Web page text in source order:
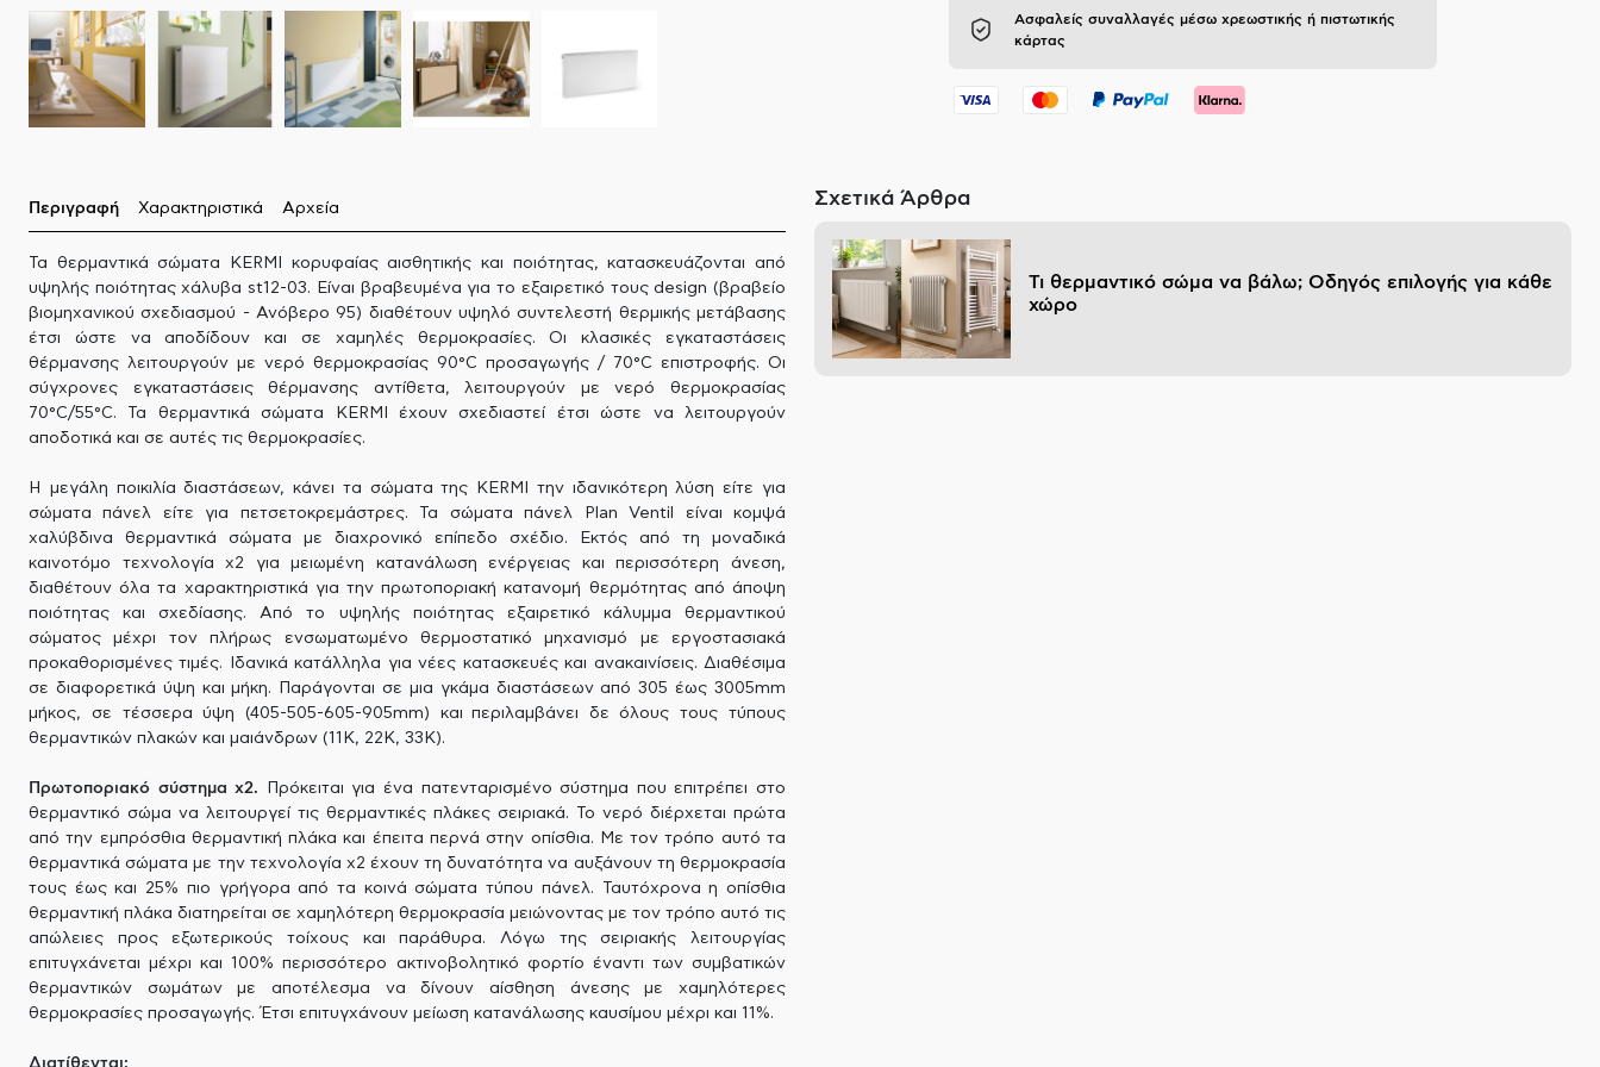
Ασφαλείς συναλλαγές μέσω χρεωστικής ή πιστωτικής
κάρτας
Περιγραφή Χαρακτηριστικά Αρχεία
Τα θερμαντικά σώματα KERMI κορυφαίας αισθητικής και ποιότητας, κατασκευάζονται από
υψηλής ποιότητας χάλυβα st12-03. Είναι βραβευμένα για το εξαιρετικό τους design (βραβείο
βιομηχανικού σχεδιασμού - Ανόβερο 95) διαθέτουν υψηλό συντελεστή θερμικής μετάβασης
έτσι ώστε να αποδίδουν και σε χαμηλές θερμοκρασίες. Οι κλασικές εγκαταστάσεις
θέρμανσης λειτουργούν με νερό θερμοκρασίας 90°C προσαγωγής / 70°C επιστροφής. Οι
σύγχρονες εγκαταστάσεις θέρμανσης αντίθετα, λειτουργούν με νερό θερμοκρασίας
70°C/55°C. Τα θερμαντικά σώματα KERMI έχουν σχεδιαστεί έτσι ώστε να λειτουργούν
αποδοτικά και σε αυτές τις θερμοκρασίες.
Η μεγάλη ποικιλία διαστάσεων, κάνει τα σώματα της KERMI την ιδανικότερη λύση είτε για
σώματα πάνελ είτε για πετσετοκρεμάστρες. Τα σώματα πάνελ Plan Ventil είναι κομψά
χαλύβδινα θερμαντικά σώματα με διαχρονικό επίπεδο σχέδιο. Εκτός από τη μοναδικά
καινοτόμο τεχνολογία x2 για μειωμένη κατανάλωση ενέργειας και περισσότερη άνεση,
διαθέτουν όλα τα χαρακτηριστικά για την πρωτοποριακή κατανομή θερμότητας από άποψη
ποιότητας και σχεδίασης. Από το υψηλής ποιότητας εξαιρετικό κάλυμμα θερμαντικού
σώματος μέχρι τον πλήρως ενσωματωμένο θερμοστατικό μηχανισμό με εργοστασιακά
προκαθορισμένες τιμές. Ιδανικά κατάλληλα για νέες κατασκευές και ανακαινίσεις. Διαθέσιμα
σε διαφορετικά ύψη και μήκη. Παράγονται σε μια γκάμα διαστάσεων από 305 έως 3005mm
μήκος, σε τέσσερα ύψη (405-505-605-905mm) και περιλαμβάνει δε όλους τους τύπους
θερμαντικών πλακών και μαιάνδρων (11Κ, 22Κ, 33Κ).
Πρωτοποριακό σύστημα x2. Πρόκειται για ένα πατενταρισμένο σύστημα που επιτρέπει στο
θερμαντικό σώμα να λειτουργεί τις θερμαντικές πλάκες σειριακά. Το νερό διέρχεται πρώτα
από την εμπρόσθια θερμαντική πλάκα και έπειτα περνά στην οπίσθια. Με τον τρόπο αυτό τα
θερμαντικά σώματα με την τεχνολογία x2 έχουν τη δυνατότητα να αυξάνουν τη θερμοκρασία
τους έως και 25% πιο γρήγορα από τα κοινά σώματα τύπου πάνελ. Ταυτόχρονα η οπίσθια
θερμαντική πλάκα διατηρείται σε χαμηλότερη θερμοκρασία μειώνοντας με τον τρόπο αυτό τις
απώλειες προς εξωτερικούς τοίχους και παράθυρα. Λόγω της σειριακής λειτουργίας
επιτυγχάνεται μέχρι και 100% περισσότερο ακτινοβολητικό φορτίο έναντι των συμβατικών
θερμαντικών σωμάτων με αποτέλεσμα να δίνουν αίσθηση άνεσης με χαμηλότερες
θερμοκρασίες προσαγωγής. Έτσι επιτυγχάνουν μείωση κατανάλωσης καυσίμου μέχρι και 11%.
Διατίθενται:
Σχετικά Άρθρα
Τι θερμαντικό σώμα να βάλω; Οδηγός επιλογής για κάθε
χώρο